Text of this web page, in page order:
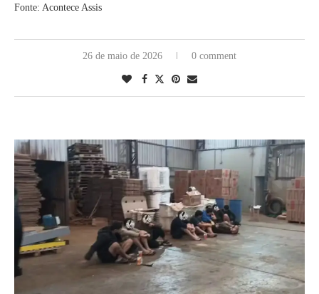
Fonte: Acontece Assis
26 de maio de 2026 0 comment